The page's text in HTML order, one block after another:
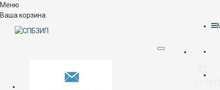
Меню
Ваша корзина